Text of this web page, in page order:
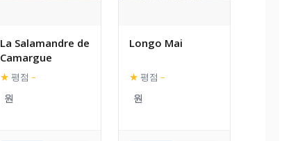
La Salamandre de
Camargue
★ 평점 –
Longo Mai
★ 평점 –